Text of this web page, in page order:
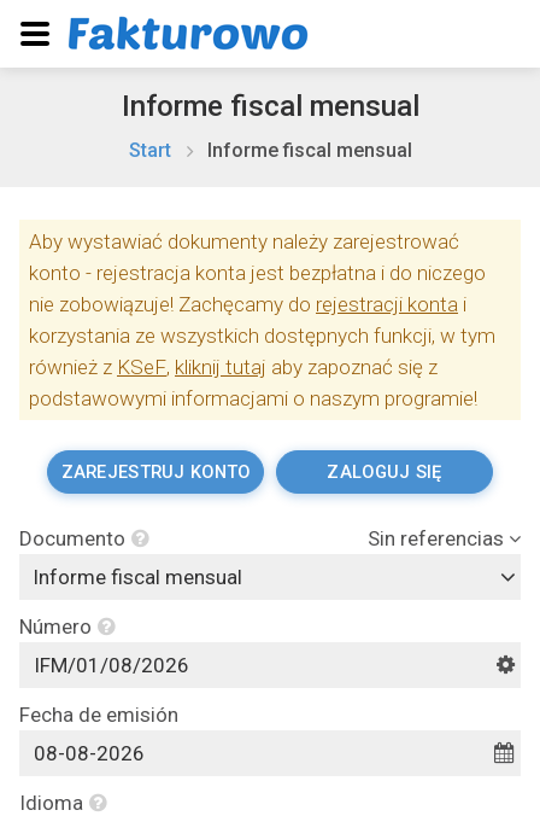
Informe fiscal mensual
Start Informe fiscal mensual
Aby wystawiać dokumenty należy zarejestrować
konto - rejestracja konta jest bezpłatna i do niczego
nie zobowiązuje! Zachęcamy do rejestracji konta i
korzystania ze wszystkich dostępnych funkcji, w tym
również z KSeF, kliknij tutaj aby zapoznać się z
podstawowymi informacjami o naszym programie!
ZAREJESTRUJ KONTO ZALOGUJ SIĘ
Documento
Sin referencias
Informe fiscal mensual
Número
Fecha de emisión
Idioma